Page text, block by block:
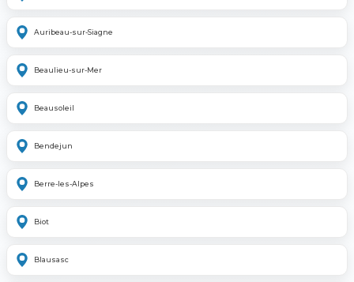
Auribeau-sur-Siagne
Beaulieu-sur-Mer
Beausoleil
Bendejun
Berre-les-Alpes
Biot
Blausasc